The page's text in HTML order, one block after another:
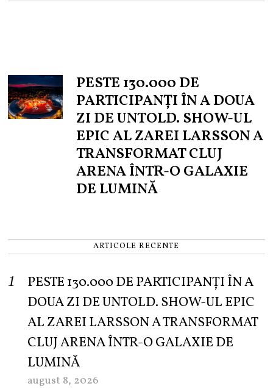
PESTE 130.000 DE
PARTICIPANȚI ÎN A DOUA
ZI DE UNTOLD. SHOW-UL
EPIC AL ZAREI LARSSON A
TRANSFORMAT CLUJ
ARENA ÎNTR-O GALAXIE
DE LUMINĂ
ARTICOLE RECENTE
PESTE 130.000 DE PARTICIPANȚI ÎN A
DOUA ZI DE UNTOLD. SHOW-UL EPIC
AL ZAREI LARSSON A TRANSFORMAT
CLUJ ARENA ÎNTR-O GALAXIE DE
LUMINĂ
august 8, 2026